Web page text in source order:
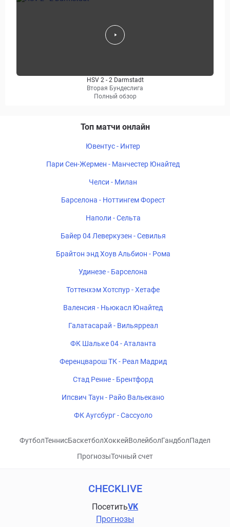
HSV 2 - 2 Darmstadt
Вторая Бундеслига
Полный обзор
Топ матчи онлайн
Ювентус - Интер
Пари Сен-Жермен - Манчестер Юнайтед
Челси - Милан
Барселона - Ноттингем Форест
Наполи - Сельта
Байер 04 Леверкузен - Севилья
Брайтон энд Хоув Альбион - Рома
Удинезе - Барселона
Тоттенхэм Хотспур - Хетафе
Валенсия - Ньюкасл Юнайтед
Галатасарай - Вильярреал
ФК Шальке 04 - Аталанта
Ференцварош ТК - Реал Мадрид
Стад Ренне - Брентфорд
Ипсвич Таун - Райо Вальекано
ФК Аугсбург - Сассуоло
ФутболТеннисБаскетболХоккейВолейболГандболПадел
ПрогнозыТочный счет
CHECKLIVE
ПосетитьVK
Прогнозы